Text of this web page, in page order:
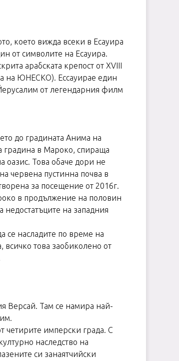
което вижда всеки в Есауира
от символите на Есауира.
арабската крепост от XVIII
на ЮНЕСКО). Ессауирае един
от легендарния филм
до градината Анима на
градина в Мароко, спираща
оазис. Това обаче дори не
червена пустинна почва в
за посещение от 2016г.
в продължение на половин
недостатъците на западния
се насладите по време на
това заобиколено от
Версай. Там се намира най-
четирите имперски града. С
наследство на
си занаятчийски